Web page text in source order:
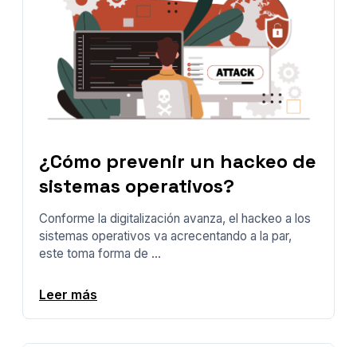
¿Cómo prevenir un hackeo de
sistemas operativos?
Conforme la digitalización avanza, el hackeo a los
sistemas operativos va acrecentando a la par,
este toma forma de ...
Leer más